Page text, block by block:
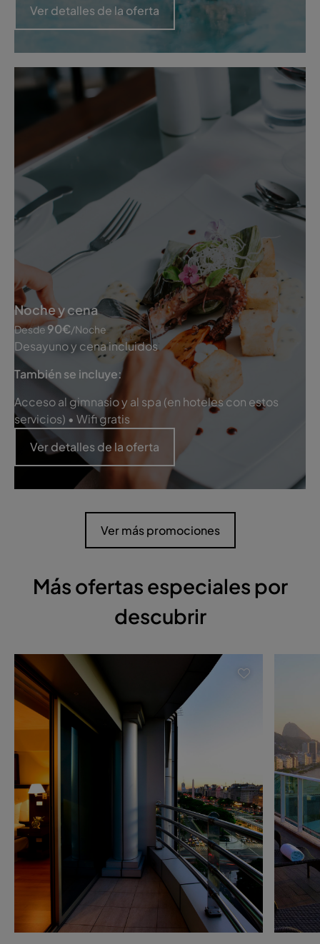
Ver detalles de la oferta
Noche y cena
Desde90€/noche
Desayuno y cena incluidos
También se incluye:
Acceso al gimnasio y al spa (en hoteles con estos
servicios) • Wifi gratis
Ver detalles de la oferta
Ver más promociones
Más ofertas especiales por
descubrir